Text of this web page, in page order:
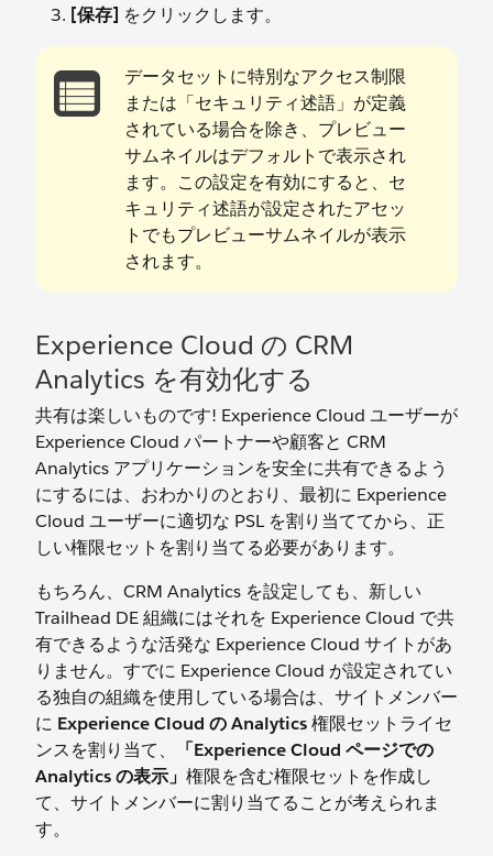
[保存] をクリックします。
データセットに特別なアクセス制限
または「セキュリティ述語」が定義
されている場合を除き、プレビュー
サムネイルはデフォルトで表示され
ます。この設定を有効にすると、セ
キュリティ述語が設定されたアセッ
トでもプレビューサムネイルが表示
されます。
Experience Cloud の CRM
Analytics を有効化する
共有は楽しいものです! Experience Cloud ユーザーが
Experience Cloud パートナーや顧客と CRM
Analytics アプリケーションを安全に共有できるよう
にするには、おわかりのとおり、最初に Experience
Cloud ユーザーに適切な PSL を割り当ててから、正
しい権限セットを割り当てる必要があります。
もちろん、CRM Analytics を設定しても、新しい
Trailhead DE 組織にはそれを Experience Cloud で共
有できるような活発な Experience Cloud サイトがあ
りません。すでに Experience Cloud が設定されてい
る独自の組織を使用している場合は、サイトメンバー
に Experience Cloud の Analytics権限セットライセ
ンスを割り当て、
「Experience Cloud ページでの
Analytics の表示」 権限を含む権限セットを作成し
て、サイトメンバーに割り当てることが考えられま
す。